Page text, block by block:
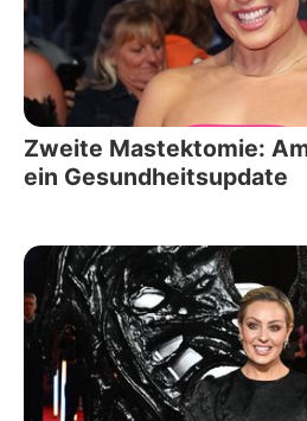
Zweite Mastektomie:
ein Gesundheitsupdate